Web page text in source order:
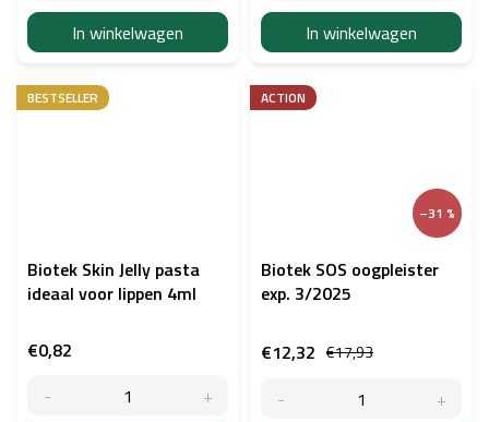
In winkelwagen In winkelwagen
BESTSELLER
Biotek Skin Jelly pasta
ideaal voor lippen 4ml
€0,82
ACTION
–31 %
Biotek SOS oogpleister
exp. 3/2025
€17,93
€12,32